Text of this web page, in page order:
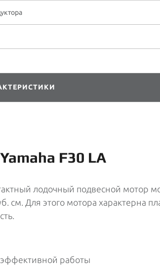
F30 LA
лодочный подвесной
см. Для этого мотора характерна
эффективной работы